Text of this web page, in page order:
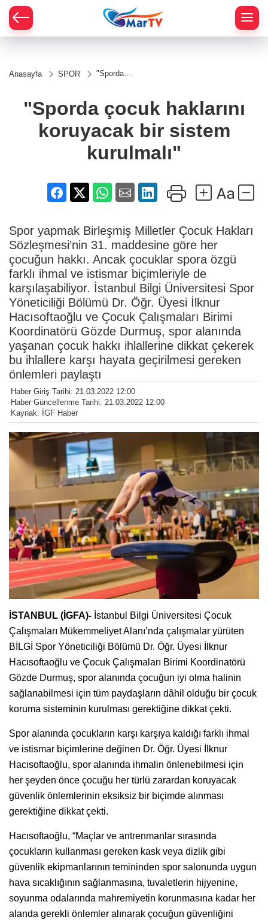
Anasayfa SPOR
"Sporda
bir sistem
kurulmalı"
"Sporda çocuk haklarını
koruyacak bir sistem
kurulmalı"
Spor yapmak Birleşmiş Milletler Çocuk Hakları
Sözleşmesi’nin 31. maddesine göre her
çocuğun hakkı. Ancak çocuklar spora özgü
farklı ihmal ve istismar biçimleriyle de
karşılaşabiliyor. İstanbul Bilgi Üniversitesi Spor
Yöneticiliği Bölümü Dr. Öğr. Üyesi İlknur
Hacısoftaoğlu ve Çocuk Çalışmaları Birimi
Koordinatörü Gözde Durmuş, spor alanında
yaşanan çocuk hakkı ihlallerine dikkat çekerek
bu ihlallere karşı hayata geçirilmesi gereken
önlemleri paylaştı
Haber Giriş Tarihi: 21.03.2022 12:00
Haber Güncellenme Tarihi: 21.03.2022 12:00
Kaynak: İGF Haber
İSTANBUL (İGFA)- İstanbul Bilgi Üniversitesi Çocuk
Çalışmaları Mükemmeliyet Alanı’nda çalışmalar yürüten
BİLGİ Spor Yöneticiliği Bölümü Dr. Öğr. Üyesi İlknur
Hacısoftaoğlu ve Çocuk Çalışmaları Birimi Koordinatörü
Gözde Durmuş, spor alanında çocuğun iyi olma halinin
sağlanabilmesi için tüm paydaşların dâhil olduğu bir çocuk
koruma sisteminin kurulması gerektiğine dikkat çekti.
Spor alanında çocukların karşı karşıya kaldığı farklı ihmal
ve istismar biçimlerine değinen Dr. Öğr. Üyesi İlknur
Hacısoftaoğlu, spor alanında ihmalin önlenebilmesi için
her şeyden önce çocuğu her türlü zarardan koruyacak
güvenlik önlemlerinin eksiksiz bir biçimde alınması
gerektiğine dikkat çekti.
Hacısoftaoğlu, “Maçlar ve antrenmanlar sırasında
çocukların kullanması gereken kask veya dizlik gibi
güvenlik ekipmanlarının temininden spor salonunda uygun
hava sıcaklığının sağlanmasına, tuvaletlerin hijyenine,
soyunma odalarında mahremiyetin korunmasına kadar her
alanda gerekli önlemler alınarak çocuğun güvenliğini